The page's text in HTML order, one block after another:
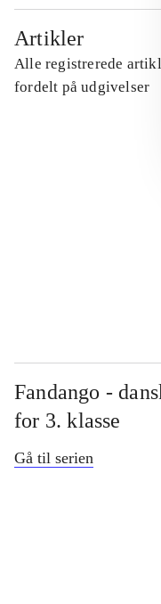
Artikler
Alle registrerede
fordelt på udgivelser
Fandango -
for 3. klasse
Gå til serien